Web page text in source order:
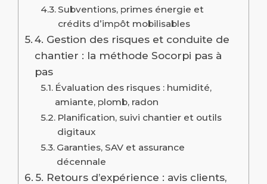
Subventions, primes énergie et
crédits d’impôt mobilisables
4. Gestion des risques et conduite de
chantier : la méthode Socorpi pas à
pas
Évaluation des risques : humidité,
amiante, plomb, radon
Planification, suivi chantier et outils
digitaux
Garanties, SAV et assurance
décennale
5. Retours d’expérience : avis clients,